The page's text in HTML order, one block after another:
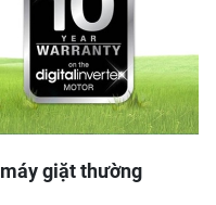
giặt thường